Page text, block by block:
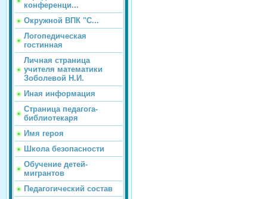
конференци...
Окружной ВПК "С...
Логопедическая
гостинная
Личная страница
учителя математики
Зоболевой Н.И.
Иная информация
Страница педагога-
библиотекаря
Имя героя
Школа безопасности
Обучение детей-
мигрантов
Педагогический состав